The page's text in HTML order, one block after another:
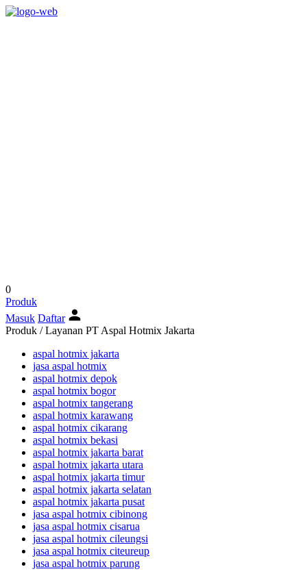
0
Produk
Masuk Daftar
Produk / Layanan PT Aspal Hotmix Jakarta
aspal hotmix jakarta
jasa aspal hotmix
aspal hotmix depok
aspal hotmix bogor
aspal hotmix tangerang
aspal hotmix karawang
aspal hotmix cikarang
aspal hotmix bekasi
aspal hotmix jakarta barat
aspal hotmix jakarta utara
aspal hotmix jakarta timur
aspal hotmix jakarta selatan
aspal hotmix jakarta pusat
jasa aspal hotmix cibinong
jasa aspal hotmix cisarua
jasa aspal hotmix cileungsi
jasa aspal hotmix citeureup
jasa aspal hotmix parung